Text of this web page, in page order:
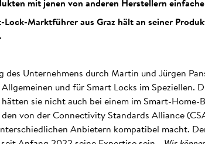
mit jenen von anderen Herstellern
Lock-Marktführer aus Graz hält an seiner
Unternehmens durch Martin und Jürgen
und für Smart Locks im Speziellen.
sie nicht auch bei einem im Smart-
von der Connectivity Standards Alliance
Anbietern kompatibel macht.